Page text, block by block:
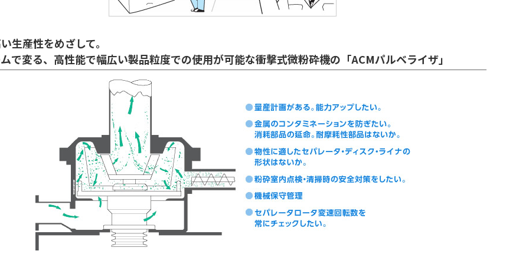
生産性をめざして。
で変る、高性能で幅広い製品粒度での使用が可能な衝撃式微粉砕機の「ACMパルベライザ」